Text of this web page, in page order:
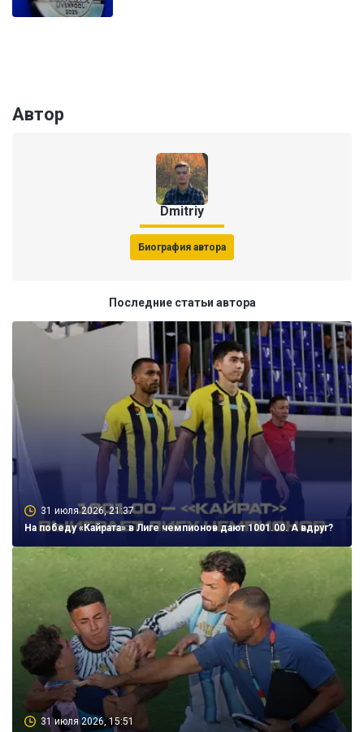
Автор
Dmitriy
Биография автора
Последние статьи автора
31 июля 2026, 21:37
На победу «Кайрата» в Лиге чемпионов дают 1001.00. А вдруг?
31 июля 2026, 15:51